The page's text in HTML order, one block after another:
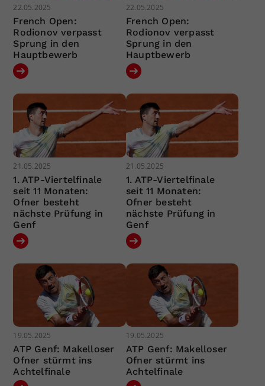
22.05.2025
French Open:
Rodionov verpasst
Sprung in den
Hauptbewerb
22.05.2025
French Open:
Rodionov verpasst
Sprung in den
Hauptbewerb
21.05.2025
1. ATP-Viertelfinale
seit 11 Monaten:
Ofner besteht
nächste Prüfung in
Genf
21.05.2025
1. ATP-Viertelfinale
seit 11 Monaten:
Ofner besteht
nächste Prüfung in
Genf
19.05.2025
ATP Genf: Makelloser
Ofner stürmt ins
Achtelfinale
19.05.2025
ATP Genf: Makelloser
Ofner stürmt ins
Achtelfinale